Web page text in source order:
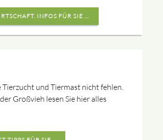
INFOS FÜR SIE ...
und Tiermast nicht fehlen.
Großvieh lesen Sie hier alles